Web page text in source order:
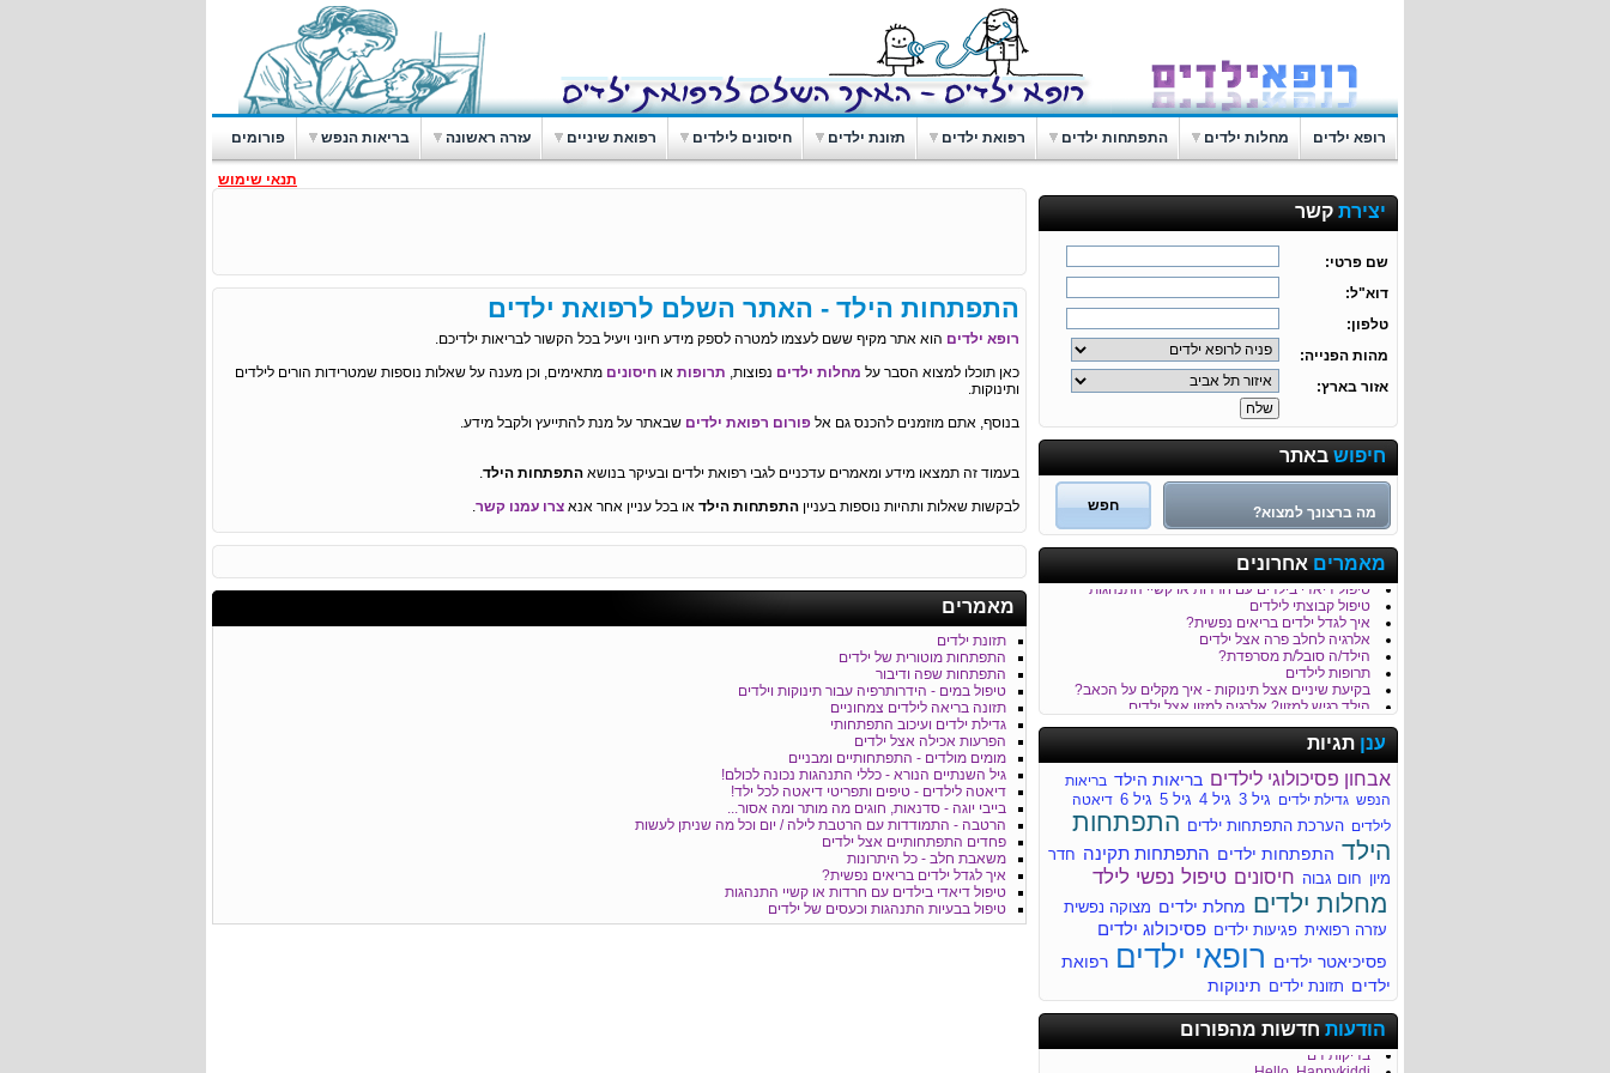
רופא ילדים מחלות ילדים התפתחות ילדים רפואת ילדים תזונת ילדים חיסונים לילדים רפואת שיניים עזרה ראשונה בריאות הנפש פורומים
תנאי שימוש
יצירת קשר
שם פרטי:
דוא"ל:
טלפון:
מהות הפנייה:
אזור בארץ:
חיפוש באתר
מאמרים אחרונים
כמה נקי הגן של הילד/ה שלך?
טיפול בבעיות התנהגות וכעסים של ילדים
טיפול דיאדי בילדים עם חרדות או קשיי התנהגות
טיפול קבוצתי לילדים
איך לגדל ילדים בריאים נפשית?
אלרגיה לחלב פרה אצל ילדים
הילד/ה סובל/ת מסרפדת?
תרופות לילדים
בקיעת שיניים אצל תינוקות - איך מקלים על הכאב?
הילד רגיש למזון? אלרגיה למזון אצל ילדים
לילד/ה יש קלקול קיבה?
חבלת ראש והגשת עזרה ראשונה לילד
דלקת קרום המוח Meningitis
חשוב לדעת על מיגרנות בילדים
עקיצות של חרקים - טיפול בילד לאחר עקיצה
סימפטומים נפוצים של מחלות ילדים
איך מזהים שהילד סובל מהתייבשות?
למה הילד/ה סובל/ת מהקאות?
רפואת ילדים
מחלות ילדים
מתי הילד שלך זקוק לעזרה מקצועית?
לדעת יותר על צהבת ילודים
מחלת הנשיקה (Infectious mononucleosis)
מומים מולדים - התפתחותיים ומבניים
ענן תגיות
אבחון פסיכולוגי לילדים בריאות הילד בריאות
הנפש גדילת ילדים גיל 3 גיל 4 גיל 5 גיל 6
דיאטה
לילדים הערכת התפתחות ילדים התפתחות
הילד התפתחות ילדים התפתחות תקינה חדר
מיון חום גבוה חיסונים טיפול נפשי לילד
מחלות ילדים מחלת ילדים מצוקה נפשית
עזרה רפואית פגיעות ילדים פסיכולוג ילדים
פסיכיאטר ילדים רופאי ילדים רפואת
ילדים תזונת ילדים תינוקות
הודעות חדשות מהפורום
ריור בעקבות דלקת גרון
ריור בעקבות דלקת גרון
בדיקות דם
Hello, Happykiddi
התפתחות הילד - האתר השלם לרפואת ילדים
רופא ילדים הוא אתר מקיף ששם לעצמו למטרה לספק מידע חיוני ויעיל בכל הקשור לבריאות ילדיכם.
כאן תוכלו למצוא הסבר על מחלות ילדים נפוצות, תרופות או חיסונים מתאימים, וכן מענה על שאלות נוספות שמטרידות הורים לילדים
ותינוקות.
בנוסף, אתם מוזמנים להכנס גם אל פורום רפואת ילדים שבאתר על מנת להתייעץ ולקבל מידע.
בעמוד זה תמצאו מידע ומאמרים עדכניים לגבי רפואת ילדים ובעיקר בנושא התפתחות הילד.
לבקשות שאלות ותהיות נוספות בעניין התפתחות הילד או בכל עניין אחר אנא צרו עמנו קשר.
מאמרים
תזונת ילדים
התפתחות מוטורית של ילדים
התפתחות שפה ודיבור
טיפול במים - הידרותרפיה עבור תינוקות וילדים
תזונה בריאה לילדים צמחוניים
גדילת ילדים ועיכוב התפתחותי
הפרעות אכילה אצל ילדים
מומים מולדים - התפתחותיים ומבניים
גיל השנתיים הנורא - כללי התנהגות נכונה לכולם!
דיאטה לילדים - טיפים ותפריטי דיאטה לכל ילד!
בייבי יוגה - סדנאות, חוגים מה מותר ומה אסור...
הרטבה - התמודדות עם הרטבת לילה / יום וכל מה שניתן לעשות
פחדים התפתחותיים אצל ילדים
משאבת חלב - כל היתרונות
איך לגדל ילדים בריאים נפשית?
טיפול דיאדי בילדים עם חרדות או קשיי התנהגות
טיפול בבעיות התנהגות וכעסים של ילדים